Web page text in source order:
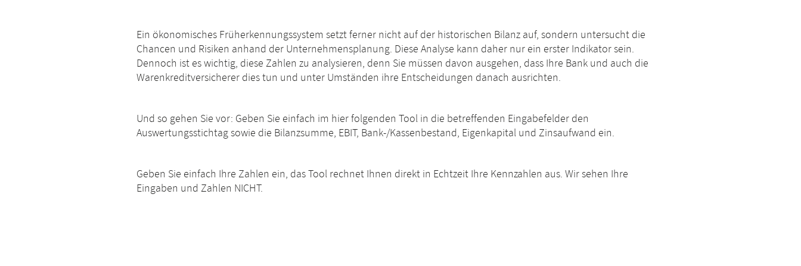
Ein ökonomisches Früherkennungssystem setzt ferner nicht auf der historischen Bilanz auf, sondern untersucht die
Chancen und Risiken anhand der Unternehmensplanung. Diese Analyse kann daher nur ein erster Indikator sein.
Dennoch ist es wichtig, diese Zahlen zu analysieren, denn Sie müssen davon ausgehen, dass Ihre Bank und auch die
Warenkreditversicherer dies tun und unter Umständen ihre Entscheidungen danach ausrichten.
Und so gehen Sie vor: Geben Sie einfach im hier folgenden Tool in die betreffenden Eingabefelder den
Auswertungsstichtag sowie die Bilanzsumme, EBIT, Bank-/Kassenbestand, Eigenkapital und Zinsaufwand ein.
Geben Sie einfach Ihre Zahlen ein, das Tool rechnet Ihnen direkt in Echtzeit Ihre Kennzahlen aus. Wir sehen Ihre
Eingaben und Zahlen NICHT.